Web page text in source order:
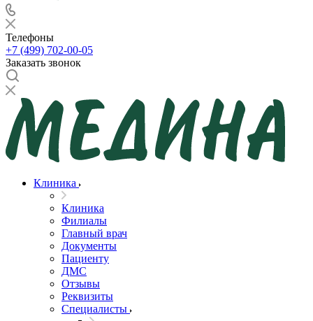
Телефоны
+7 (499) 702-00-05
Заказать звонок
Клиника
Клиника
Филиалы
Главный врач
Документы
Пациенту
ДМС
Отзывы
Реквизиты
Специалисты